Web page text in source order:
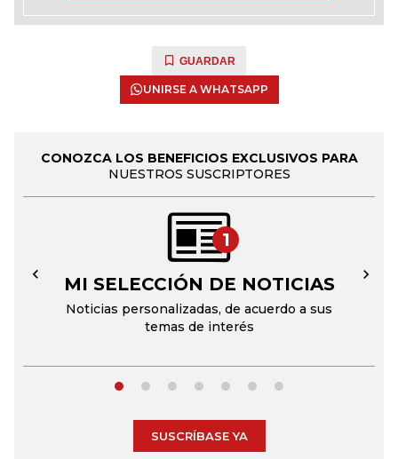
GUARDAR
UNIRSE A WHATSAPP
CONOZCA LOS BENEFICIOS EXCLUSIVOS PARA
NUESTROS SUSCRIPTORES
1
MI SELECCIÓN DE NOTICIAS
Noticias personalizadas, de acuerdo a sus
temas de interés
← →
SUSCRÍBASE YA